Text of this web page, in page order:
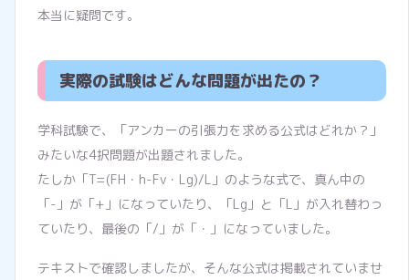
本当に疑問です。
実際の試験はどんな問題が出たの？
学科試験で、「アンカーの引張力を求める公式はどれか？」
みたいな4択問題が出題されました。
たしか「T=(FH・h-Fv・Lg)/L」のような式で、真ん中の
「-」が「+」になっていたり、「Lg」と「L」が入れ替わっ
ていたり、最後の「/」が「・」になっていました。
テキストで確認しましたが、そんな公式は掲載されていませ